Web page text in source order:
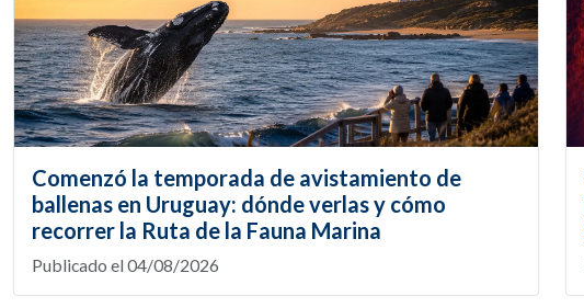
Comenzó la temporada de avistamiento de
ballenas en Uruguay: dónde verlas y cómo
recorrer la Ruta de la Fauna Marina
Publicado el 04/08/2026